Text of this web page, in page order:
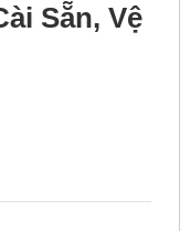
Sẵn, Vệ